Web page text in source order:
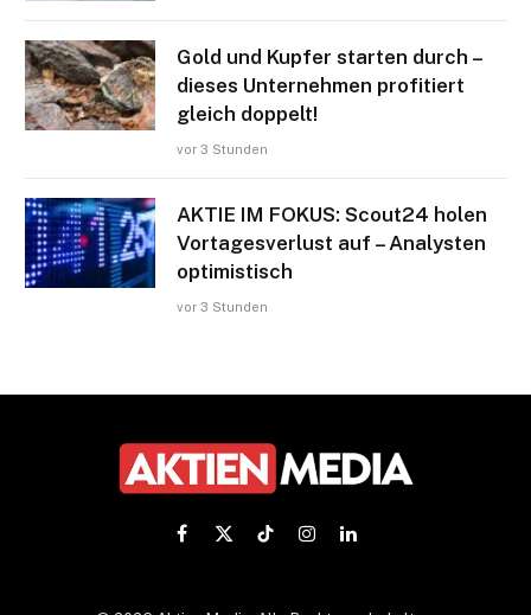
Gold und Kupfer starten durch –
dieses Unternehmen profitiert
gleich doppelt!
vor 3 Stunden
AKTIE IM FOKUS: Scout24 holen
Vortagesverlust auf – Analysten
optimistisch
vor 3 Stunden
Facebook
X
TikTokInstagramLinkedIn